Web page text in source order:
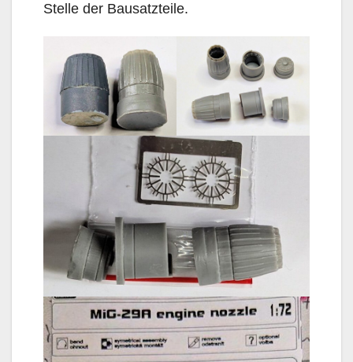
Stelle der Bausatzteile.